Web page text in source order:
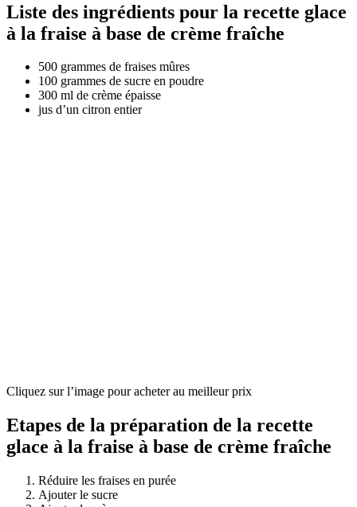
Liste des ingrédients pour la recette glace
à la fraise à base de crème fraîche
500 grammes de fraises mûres
100 grammes de sucre en poudre
300 ml de crème épaisse
jus d’un citron entier
Cliquez sur l’image pour acheter au meilleur prix
Etapes de la préparation de la recette
glace à la fraise à base de crème fraîche
Réduire les fraises en purée
Ajouter le sucre